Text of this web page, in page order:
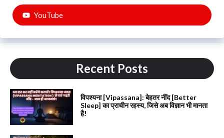
YouTube
Recent Posts
विपश्यना [Vipassana]: बेहतर नींद [Better
Sleep] का प्राचीन रहस्य, जिसे अब विज्ञान भी मानता
है!